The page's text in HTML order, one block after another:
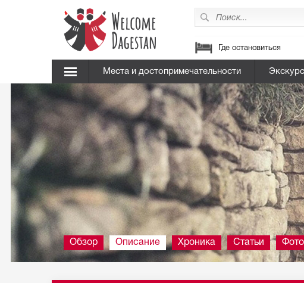
Где остановиться
Места и достопримечательности
Обзор Описание Хроника Статьи Фото